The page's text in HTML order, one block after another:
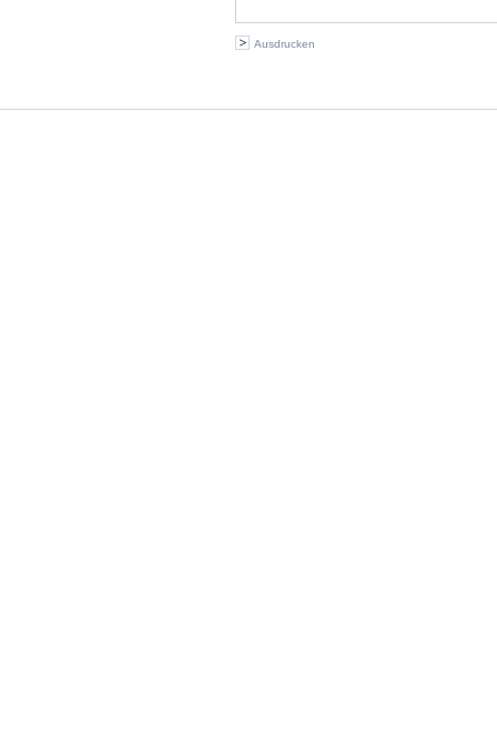
Ausdrucken